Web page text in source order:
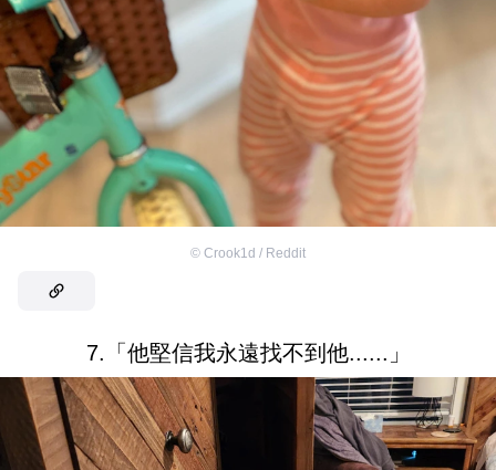
© Crook1d / Reddit
7.「他堅信我永遠找不到他......」